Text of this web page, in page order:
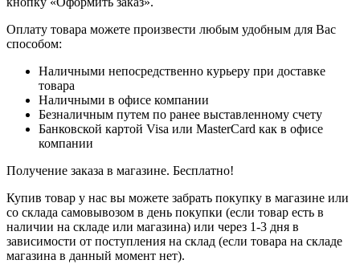
Оплату товара можете произвести любым удобным для Вас
способом:
Наличными непосредственно курьеру при доставке
товара
Наличными в офисе компании
Безналичным путем по ранее выставленному счету
Банковской картой Visa или MasterCard как в офисе
компании
Получение заказа в магазине. Бесплатно!
Купив товар у нас вы можете забрать покупку в магазине или
со склада самовывозом в день покупки (если товар есть в
наличии на складе или магазина) или через 1-3 дня в
зависимости от поступления на склад (если товара на складе
магазина в данный момент нет).